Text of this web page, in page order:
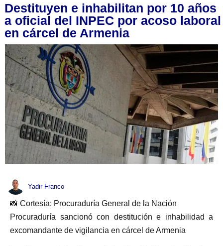
Destituyen e inhabilitan por 10 años
a oficial del INPEC por acoso laboral
en cárcel de Armenia
Yadir Franco
📸 Cortesía: Procuraduría General de la Nación
Procuraduría sancionó con destitución e inhabilidad a
excomandante de vigilancia en cárcel de Armenia